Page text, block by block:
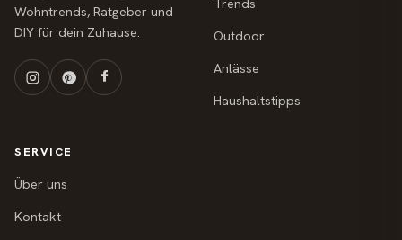
Wohntrends, Ratgeber und
DIY für dein Zuhause.
Trends
Outdoor
Anlässe
Haushaltstipps
SERVICE
Über uns
Kontakt